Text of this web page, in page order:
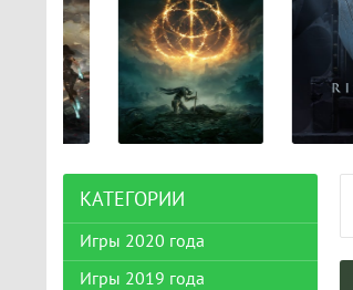
КАТЕГОРИИ
Игры 2020 года
Игры 2019 года